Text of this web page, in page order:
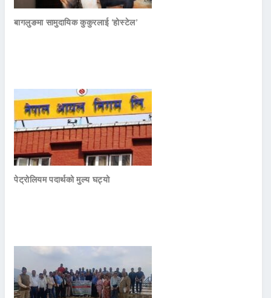
बागलुङमा सामुदायिक कुकुरलाई ‘होस्टेल’
पेट्रोलियम पदार्थको मुल्य घट्यो